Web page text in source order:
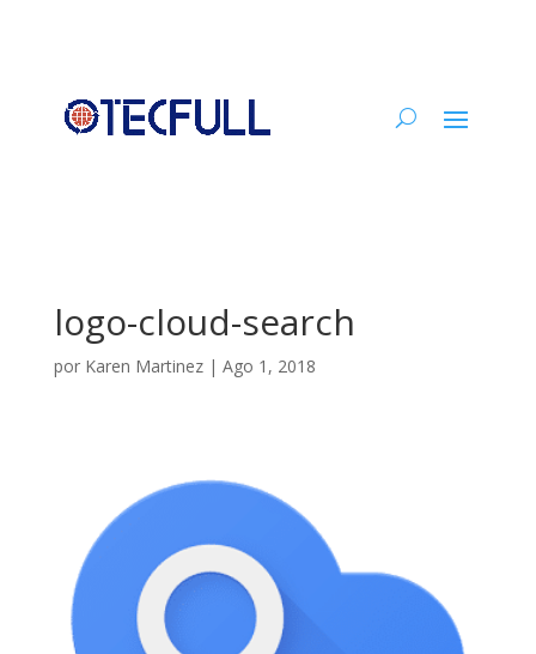
logo-cloud-search
por Karen Martinez| Ago 1, 2018